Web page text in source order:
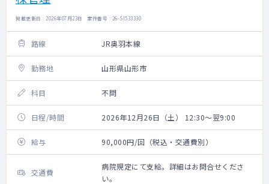
掲載更新日 : 2026年07月23日 案件番号 : 26-SI533330
路線 JR奥羽本線
勤務地 山形県山形市
科目 不問
日程/時間 2026年12月26日（土） 12:30～翌9:00
給与 90,000円/回（税込・交通費別）
交通費
病院規定にて支給。詳細はお問合せくださ
い。